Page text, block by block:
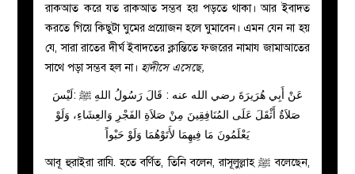
রাকআত করে যত রাকআত সম্ভব হয় পড়তে থাকা। আর ইবাদত
করতে গিয়ে কিছুটা ঘুমের প্রয়োজন হলে ঘুমাবেন। এমন যেন না হয়
যে, সারা রাতের দীর্ঘ ইবাদতের ক্লান্তিতে ফজরের নামায জামাআতের
সাথে পড়া সম্ভব হল না। হাদীসে এসেছে,
عَنْ أَبِي هُرَيرَةَ رضي الله عنه : قَالَ رَسُولُ اللهِ ﷺ :لَيْسَ
صَلاَةٌ أَثْقَلَ عَلَى المُنَافِقِينَ مِنْ صَلاَةِ الفَجْرِ وَالعِشَاءِ، وَلَوْ
يَعْلَمُونَ مَا فِيهِمَا لأَتَوْهُمَا وَلَوْ حَبْواً
আবূ হুরাইরা রাযি. হতে বর্ণিত, তিনি বলেন, রাসূলুল্লাহ ﷺ বলেছেন,